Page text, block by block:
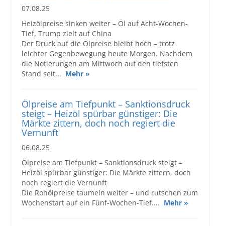
07.08.25
Heizölpreise sinken weiter – Öl auf Acht-Wochen-
Tief, Trump zielt auf China
Der Druck auf die Ölpreise bleibt hoch – trotz
leichter Gegenbewegung heute Morgen. Nachdem
die Notierungen am Mittwoch auf den tiefsten
Stand seit... Mehr »
Ölpreise am Tiefpunkt – Sanktionsdruck
steigt – Heizöl spürbar günstiger: Die
Märkte zittern, doch noch regiert die
Vernunft
06.08.25
Ölpreise am Tiefpunkt – Sanktionsdruck steigt –
Heizöl spürbar günstiger: Die Märkte zittern, doch
noch regiert die Vernunft
Die Rohölpreise taumeln weiter – und rutschen zum
Wochenstart auf ein Fünf-Wochen-Tief.... Mehr »